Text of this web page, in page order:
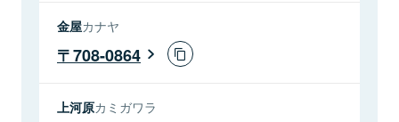
金屋カナヤ
708-0864
上河原カミガワラ